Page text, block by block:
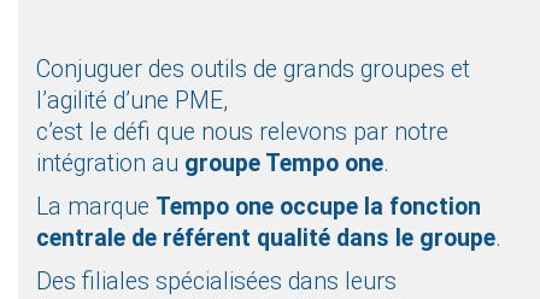
Conjuguer des outils de grands groupes et
l’agilité d’une PME,
c’est le défi que nous relevons par notre
intégration au groupe Tempo one.
La marque Tempo one occupe la fonction
centrale de référent qualité dans le groupe.
Des filiales spécialisées dans leurs